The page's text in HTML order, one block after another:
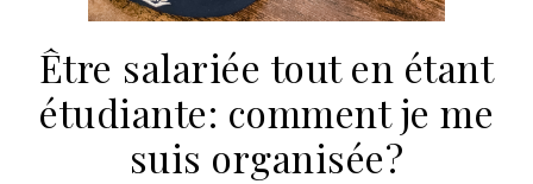
Être salariée tout en étant
étudiante: comment je me
suis organisée?